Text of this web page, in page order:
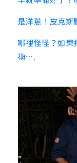
是洋蔥！皮克
哪裡怪怪？如果
換….